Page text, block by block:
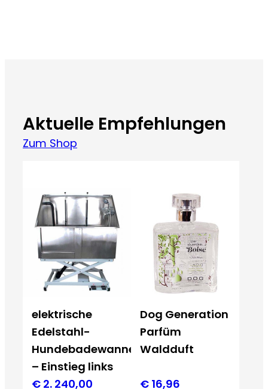
Aktuelle Empfehlungen
Zum Shop
elektrische
Edelstahl-
Hundebadewanne
– Einstieg links
€ 2. 240,00
Dog Generation
Parfüm
Waldduft
€ 16,96